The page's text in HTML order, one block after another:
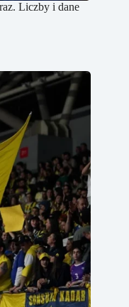
Liczby i dane